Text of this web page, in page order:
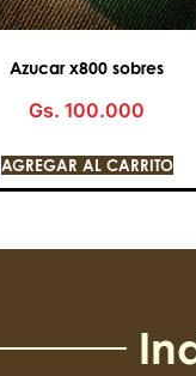
Azucar x800 sobres
Gs. 100.000
AGREGAR AL CARRITO